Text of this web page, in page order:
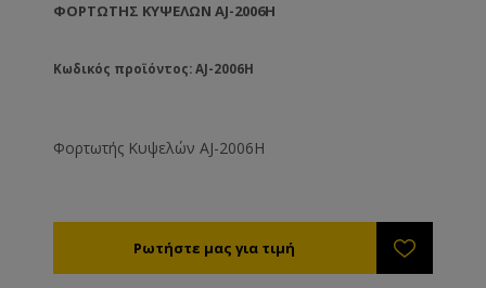
ΦΟΡΤΩΤΉΣ ΚΥΨΕΛΏΝ AJ-2006H
Κωδικός προϊόντος: AJ-2006H
Φορτωτής Κυψελών AJ-2006H